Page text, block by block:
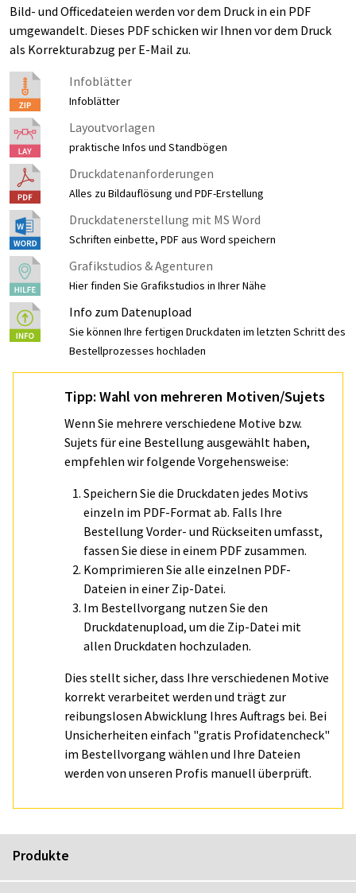
Bild- und Officedateien werden vor dem Druck in ein PDF
umgewandelt. Dieses PDF schicken wir Ihnen vor dem Druck
als Korrekturabzug per E-Mail zu.
Infoblätter
Infoblätter
Layoutvorlagen
praktische Infos und Standbögen
Druckdatenanforderungen
Alles zu Bildauflösung und PDF-Erstellung
Druckdatenerstellung mit MS Word
Schriften einbette, PDF aus Word speichern
Grafikstudios & Agenturen
Hier finden Sie Grafikstudios in Ihrer Nähe
Info zum Datenupload
Sie können Ihre fertigen Druckdaten im letzten Schritt des
Bestellprozesses hochladen
Tipp: Wahl von mehreren Motiven/Sujets
Wenn Sie mehrere verschiedene Motive bzw.
Sujets für eine Bestellung ausgewählt haben,
empfehlen wir folgende Vorgehensweise:
Speichern Sie die Druckdaten jedes Motivs
einzeln im PDF-Format ab. Falls Ihre
Bestellung Vorder- und Rückseiten umfasst,
fassen Sie diese in einem PDF zusammen.
Komprimieren Sie alle einzelnen PDF-
Dateien in einer Zip-Datei.
Im Bestellvorgang nutzen Sie den
Druckdatenupload, um die Zip-Datei mit
allen Druckdaten hochzuladen.
Dies stellt sicher, dass Ihre verschiedenen Motive
korrekt verarbeitet werden und trägt zur
reibungslosen Abwicklung Ihres Auftrags bei. Bei
Unsicherheiten einfach "gratis Profidatencheck"
im Bestellvorgang wählen und Ihre Dateien
werden von unseren Profis manuell überprüft.
Produkte